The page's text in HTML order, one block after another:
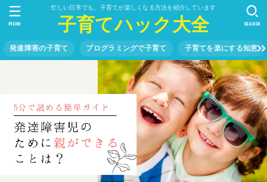
忙しい日常でも、子育てが楽しくなる方法を紹介しています
子育てハック大全
発達障害の子育て プログラミングで子育て 子育てを楽にする知恵
SEARCH
MENU